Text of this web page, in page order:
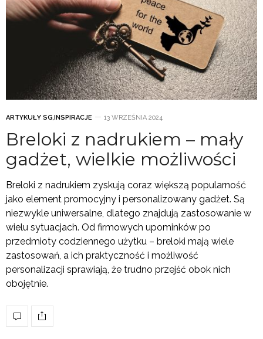
ARTYKUŁY SG,INSPIRACJE 13 WRZEŚNIA 2024
Breloki z nadrukiem – mały
gadżet, wielkie możliwości
Breloki z nadrukiem zyskują coraz większą popularność
jako element promocyjny i personalizowany gadżet. Są
niezwykle uniwersalne, dlatego znajdują zastosowanie w
wielu sytuacjach. Od firmowych upominków po
przedmioty codziennego użytku – breloki mają wiele
zastosowań, a ich praktyczność i możliwość
personalizacji sprawiają, że trudno przejść obok nich
obojętnie.